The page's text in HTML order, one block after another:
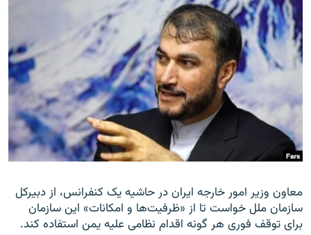
فرکانس‌ها
گزارش‌های تصویری
گزارش‌های ویدئویی
زنان فردا
English
به ما بپیوندید
معاون وزیر امور خارجه ایران در حاشیه یک کنفرانس، از دبیرکل
سازمان ملل خواست تا از «ظرفیت‌ها و امکانات» این سازمان
برای توقف فوری هر گونه اقدام نظامی علیه یمن استفاده کند.